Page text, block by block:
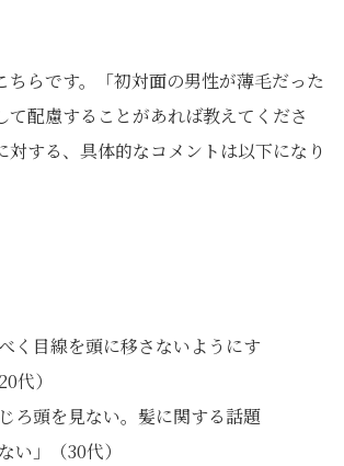
ちらです。「初対面の男性が薄毛だった
て配慮することがあれば教えてくださ
対する、具体的なコメントは以下になり
べく目線を頭に移さないようにす
代）
じろ頭を見ない。髪に関する話題
い」（30代）